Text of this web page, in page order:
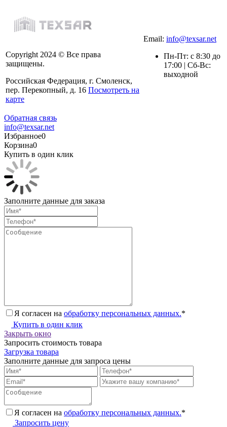
Copyright 2024 © Все права
защищены.
Российская Федерация, г. Смоленск,
пер. Перекопный, д. 16 Посмотреть на
карте
Email: info@texsar.net
Пн-Пт: с 8:30 до
17:00 | Сб-Вс:
выходной
Обратная связь
info@texsar.net
Избранное0
Корзина0
Купить в один клик
Заполните данные для заказа
Я согласен на обработку персональных данных.*
Купить в один клик
Закрыть окно
Запросить стоимость товара
Загрузка товара
Заполните данные для запроса цены
Я согласен на обработку персональных данных.*
Запросить цену